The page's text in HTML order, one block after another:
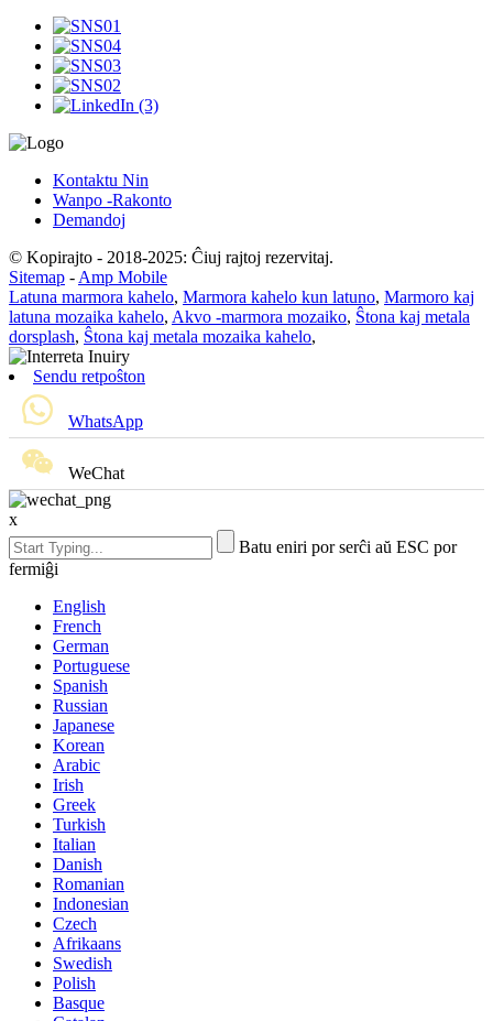
Kontaktu Nin
Wanpo -Rakonto
Demandoj
© Kopirajto - 2018-2025: Ĉiuj rajtoj rezervitaj.
Sitemap -Amp Mobile
Latuna marmora kahelo, Marmora kahelo kun latuno, Marmoro kaj
latuna mozaika kahelo, Akvo -marmora mozaiko, Ŝtona kaj metala
dorsplash, Ŝtona kaj metala mozaika kahelo,
Sendu retpoŝton
WhatsApp
WeChat
x
Batu eniri por serĉi aŭ ESC por
fermiĝi
English
French
German
Portuguese
Spanish
Russian
Japanese
Korean
Arabic
Irish
Greek
Turkish
Italian
Danish
Romanian
Indonesian
Czech
Afrikaans
Swedish
Polish
Basque